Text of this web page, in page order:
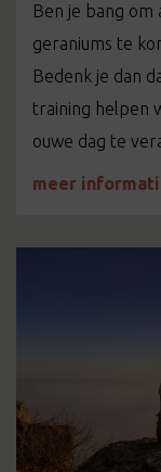
Ben je bang
geraniums te
Bedenk je dan
training helpen
ouwe dag te
meer